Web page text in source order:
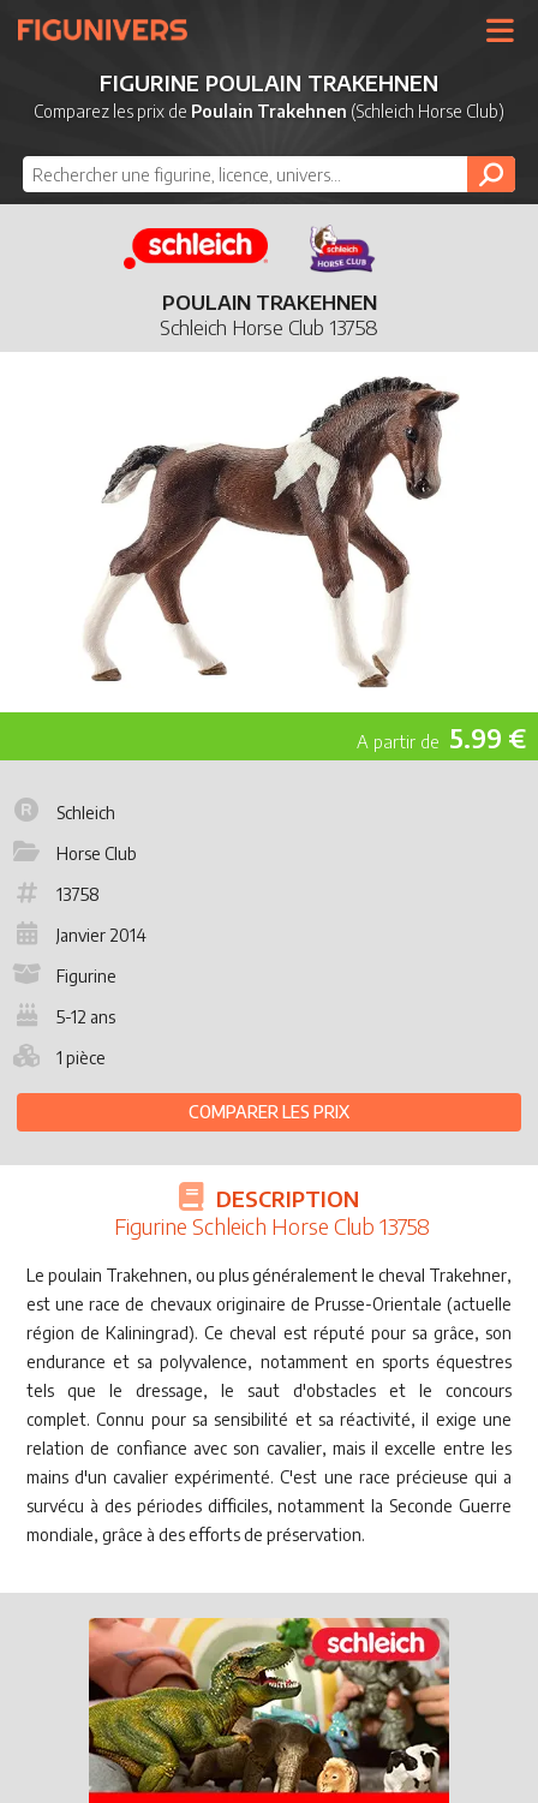
UNIVERS
LICENCES
NOUVEAUTÉS
DERNIERS AJOUTS
FIGURINE POULAIN TRAKEHNEN
Comparez les prix de Poulain Trakehnen (Schleich Horse Club)
POULAIN TRAKEHNEN
Schleich Horse Club 13758
5.99 €
Schleich
Horse Club
13758
Janvier 2014
Figurine
5-12 ans
1 pièce
COMPARER LES PRIX
DESCRIPTION
Figurine Schleich Horse Club 13758
Le poulain Trakehnen, ou plus généralement le cheval Trakehner,
est une race de chevaux originaire de Prusse-Orientale (actuelle
région de Kaliningrad). Ce cheval est réputé pour sa grâce, son
endurance et sa polyvalence, notamment en sports équestres
tels que le dressage, le saut d'obstacles et le concours
complet. Connu pour sa sensibilité et sa réactivité, il exige une
relation de confiance avec son cavalier, mais il excelle entre les
mains d'un cavalier expérimenté. C'est une race précieuse qui a
survécu à des périodes difficiles, notamment la Seconde Guerre
mondiale, grâce à des efforts de préservation.